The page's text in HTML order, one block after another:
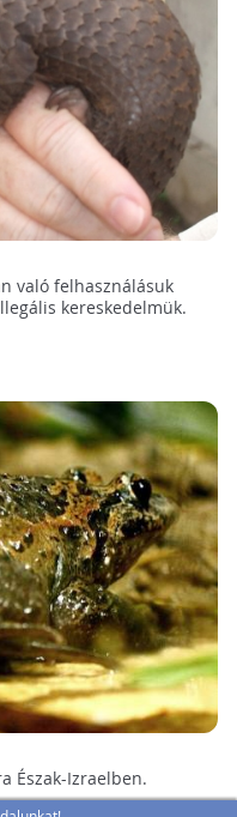
való felhasználásuk
kereskedelmük.
Észak-Izraelben.